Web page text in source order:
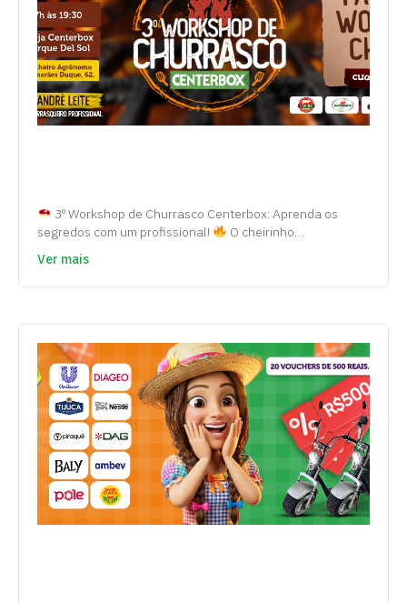
3º Workshop de Churrasco Centerbox: Aprenda os
segredos com um profissional!
O cheirinho…
Ver mais